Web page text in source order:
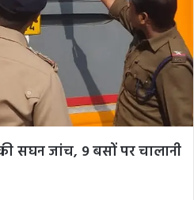
सघन जांच, 9 बसों पर चालानी